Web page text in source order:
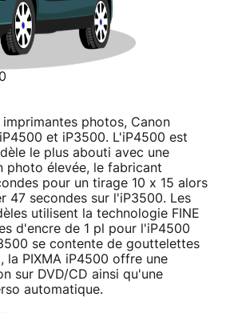
imprimantes photos, Canon
et iP3500. L'iP4500 est
le plus abouti avec une
photo élevée, le fabricant
pour un tirage 10 x 15 alors
47 secondes sur l'iP3500. Les
utilisent la technologie FINE
d'encre de 1 pl pour l'iP4500
se contente de gouttelettes
la PIXMA iP4500 offre une
sur DVD/CD ainsi qu'une
automatique.